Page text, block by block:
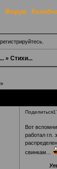
Форум
.
»Стихи...
»
Поделиться
Вот
работал гл.
свинкам...